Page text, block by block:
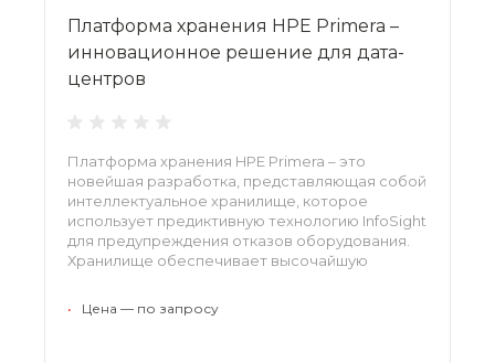
Платформа хранения HPE Primera –
инновационное решение для дата-
центров
Платформа хранения HPE Primera – это
новейшая разработка, представляющая собой
интеллектуальное хранилище, которое
использует предиктивную технологию InfoSight
для предупреждения отказов оборудования.
Хранилище обеспечивает высочайшую
работающих с критически важными данными.
• Цена — по запросу